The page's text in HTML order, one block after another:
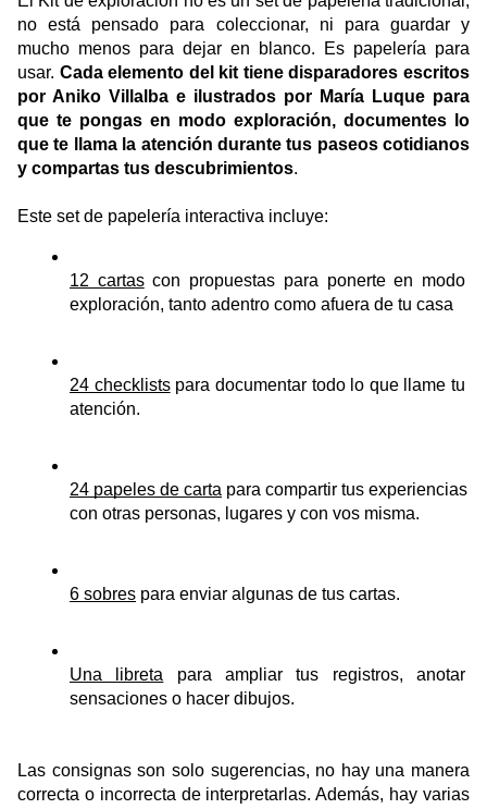
no está pensado para coleccionar, ni para guardar y
mucho menos para dejar en blanco. Es papelería para
usar. Cada elemento del kit tiene disparadores escritos
por Aniko Villalba e ilustrados por María Luque para
que te pongas en modo exploración, documentes lo
que te llama la atención durante tus paseos cotidianos
y compartas tus descubrimientos.
Este set de papelería interactiva incluye:
12 cartas con propuestas para ponerte en modo
exploración, tanto adentro como afuera de tu casa
24 checklists para documentar todo lo que llame tu
atención.
24 papeles de carta para compartir tus experiencias
con otras personas, lugares y con vos misma.
6 sobres para enviar algunas de tus cartas.
Una libreta para ampliar tus registros, anotar
sensaciones o hacer dibujos.
Las consignas son solo sugerencias, no hay una manera
correcta o incorrecta de interpretarlas. Además, hay varias